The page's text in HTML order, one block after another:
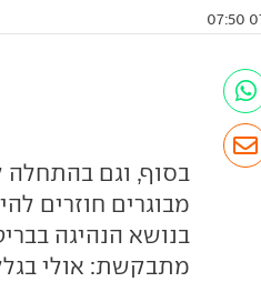
בסוף, וגם
מבוגרים חוזרים
בנושא הנהיגה
מתבקשת: אולי